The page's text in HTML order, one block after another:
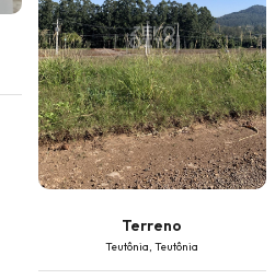
Terreno
Teutônia, Teutônia